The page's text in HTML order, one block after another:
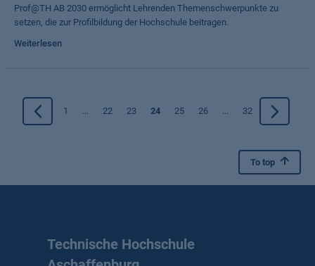
Prof@TH AB 2030 ermöglicht Lehrenden Themenschwerpunkte zu
setzen, die zur Profilbildung der Hochschule beitragen.
Weiterlesen
1 ... 22 23 24 25 26 ... 32
To top
Technische Hochschule